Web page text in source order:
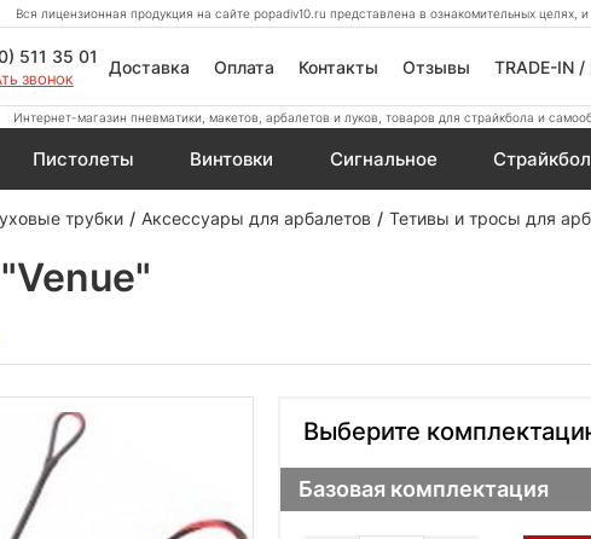
Вся лицензионная продукция на сайте popadiv10.ru представлена в ознакомительных
511 35 01
ЗВОНОК
Доставка Оплата Контакты Отзывы TRADE-IN
Интернет-магазин пневматики, макетов, арбалетов и луков, товаров для страйкбола и
Пистолеты Винтовки Сигнальное Страйкбол
трубки Аксессуары для арбалетов Тетивы и тросы для
Выберите
Базовая комплектация